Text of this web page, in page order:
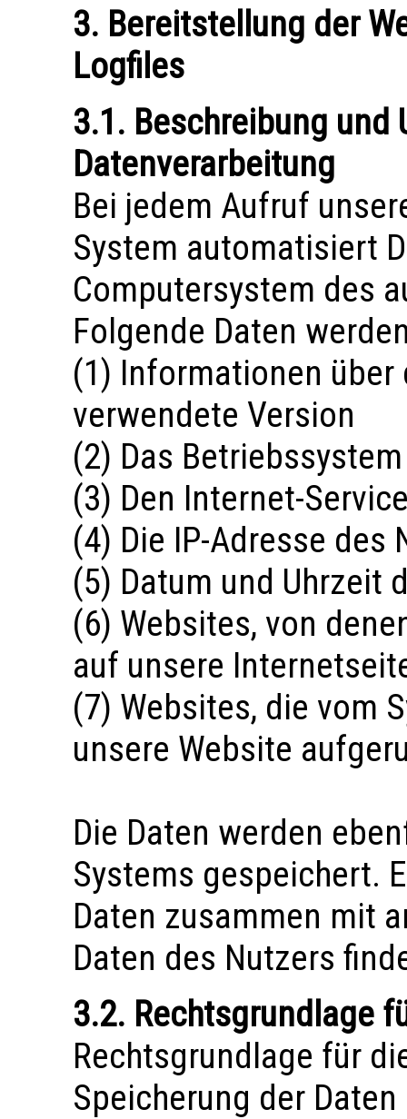
3. Bereitstellung der
Logfiles
3.1. Beschreibung und
Datenverarbeitung
Bei jedem Aufruf
System automatisiert
Computersystem des
Folgende Daten
(1) Informationen
verwendete Version
(2) Das
(3) Den Internet-
(4) Die IP-Adresse des
(5) Datum und Uhrzeit
(6) Websites, von
auf unsere
(7) Websites, die vom
unsere Website
Die Daten werden
Systems gespeichert.
Daten zusammen mit
Daten des Nutzers
3.2. Rechtsgrundlage
Rechtsgrundlage für
Speicherung der